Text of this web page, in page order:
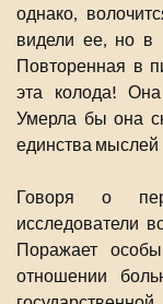
однако,
видели ее, но в
Повторенная в
эта колода!
Умерла бы она
единства мыслей
Говоря о
исследователи
Поражает
отношении